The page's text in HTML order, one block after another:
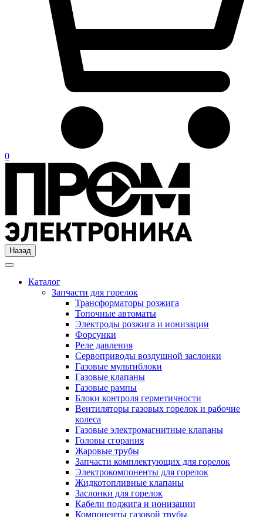
0
Назад
Каталог
Запчасти для горелок
Трансформаторы розжига
Топочные автоматы
Электроды розжига и ионизации
Форсунки
Реле давления
Сервоприводы воздушной заслонки
Газовые мультиблоки
Газовые клапаны
Газовые рампы
Блоки контроля герметичности
Вентиляторы газовых горелок и рабочие
колеса
Газовые электромагнитные клапаны
Головы сгорания
Жаровые трубы
Запчасти комплектующих для горелок
Электрокомпоненты для горелок
Жидкотопливные клапаны
Заслонки для горелок
Кабели поджига и ионизации
Компоненты газовой трубы